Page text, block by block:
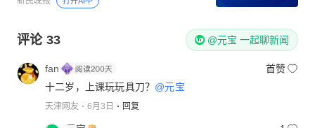
评论 33 @元宝 一起聊新闻
fan
首赞
十二岁，上课玩玩具刀？ @元宝
天津网友 6月3日 回复